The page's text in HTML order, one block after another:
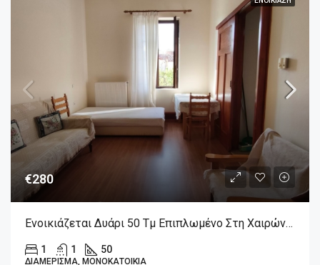
€280
Ενοικιάζεται Δυάρι 50 Τμ Επιπλωμένο Στη Χαιρώνεια Βοιωτίας
1 1 50
ΔΙΑΜΈΡΙΣΜΑ, ΜΟΝΟΚΑΤΟΙΚΊΑ